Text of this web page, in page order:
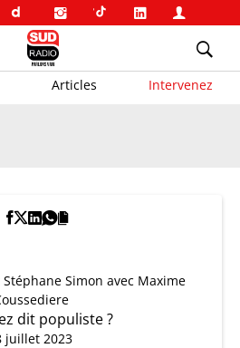
Articles Intervenez
Simon avec Maxime
dit populiste ?
juillet 2023